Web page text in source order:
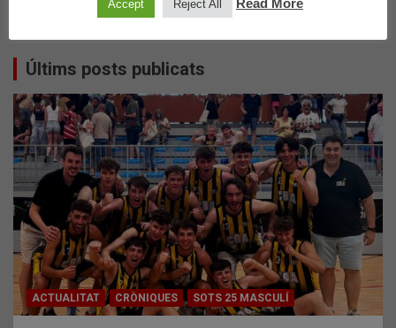
Últims posts publicats
ACTUALITAT CRÒNIQUES SOTS 25 MASCULÍ
Accept Reject All